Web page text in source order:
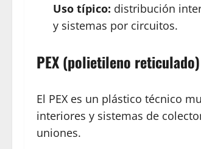
Uso típico: distribución
y sistemas por circuitos.
PEX (polietileno reticulado)
El PEX es un plástico técnico
interiores y sistemas de
uniones.